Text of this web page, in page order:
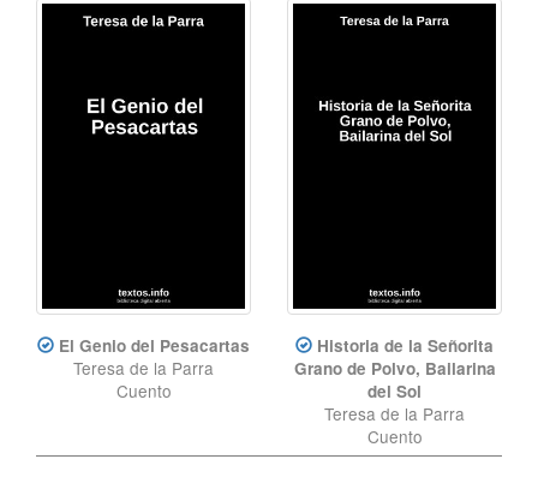
El Genio del Pesacartas
Teresa de la Parra
Cuento
Historia de la Señorita
Grano de Polvo, Bailarina
del Sol
Teresa de la Parra
Cuento